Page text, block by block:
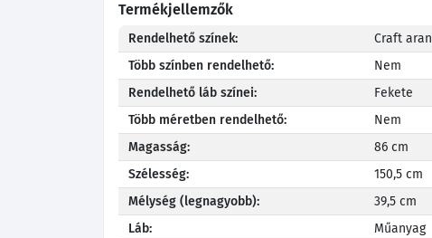
Termékjellemzők
Rendelhető színek:
Craft
Több színben rendelhető:
Nem
Rendelhető láb színei:
Fekete
Több méretben rendelhető:
Nem
Magasság:
86 cm
Szélesség:
150,5 cm
Mélység (legnagyobb):
39,5 cm
Láb:
Műanyag